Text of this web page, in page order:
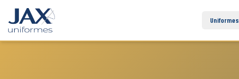
Uniformes